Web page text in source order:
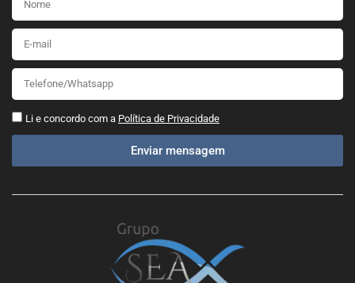
Li e concordo com a Política de Privacidade
Enviar mensagem